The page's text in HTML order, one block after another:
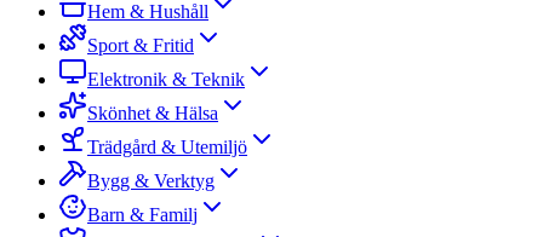
Hem & Hushåll
Sport & Fritid
Elektronik & Teknik
Skönhet & Hälsa
Trädgård & Utemiljö
Bygg & Verktyg
Barn & Familj